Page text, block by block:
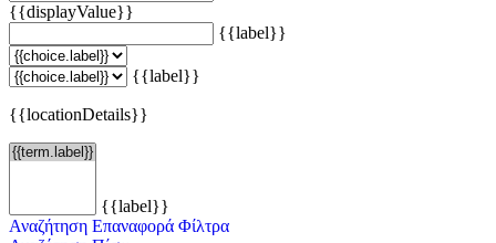
{{displayValue}}
{{label}}
{{label}}
{{locationDetails}}
{{label}}
Αναζήτηση Επαναφορά Φίλτρα